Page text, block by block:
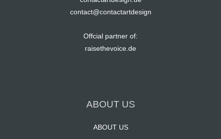
contact@contactartdesign
Offcial partner of:
raisethevoice.de
ABOUT US
ABOUT US